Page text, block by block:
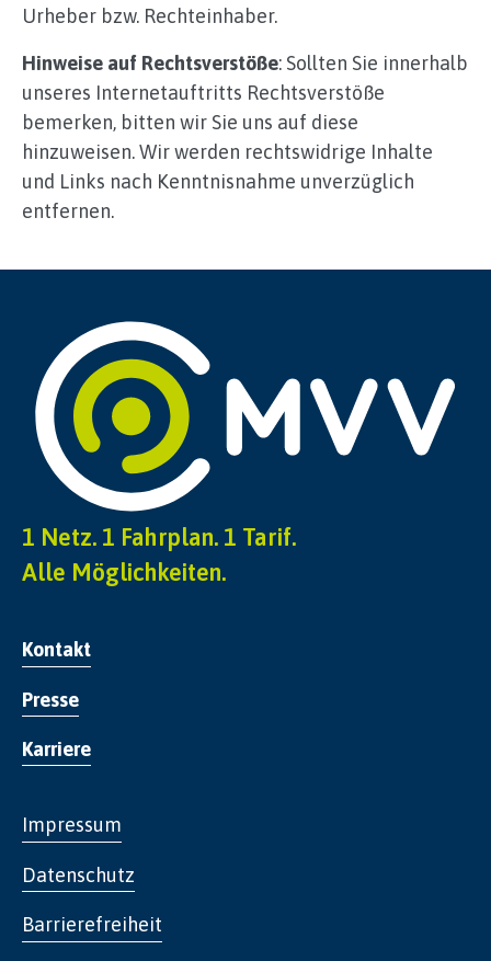
Urheber bzw. Rechteinhaber.
Hinweise auf Rechtsverstöße: Sollten Sie innerhalb
unseres Internetauftritts Rechtsverstöße
bemerken, bitten wir Sie uns auf diese
hinzuweisen. Wir werden rechtswidrige Inhalte
und Links nach Kenntnisnahme unverzüglich
entfernen.
1 Netz. 1 Fahrplan. 1 Tarif.
Alle Möglichkeiten.
Kontakt
Presse
Karriere
Impressum
Datenschutz
Barrierefreiheit